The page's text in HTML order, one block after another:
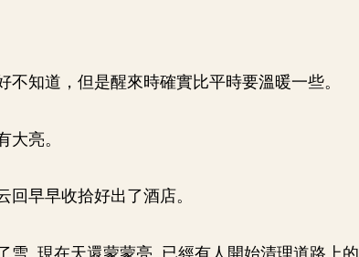
不知道，但是醒來時確實比平時要溫暖一些。
亮。
早早收拾好出了酒店。
雪, 現在天還蒙蒙亮, 已經有人開始清理道路上